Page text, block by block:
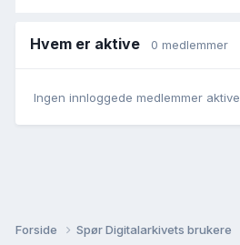
Hvem er aktive 0 medlemmer
Ingen innloggede medlemmer aktive
Forside Spør Digitalarkivets brukere